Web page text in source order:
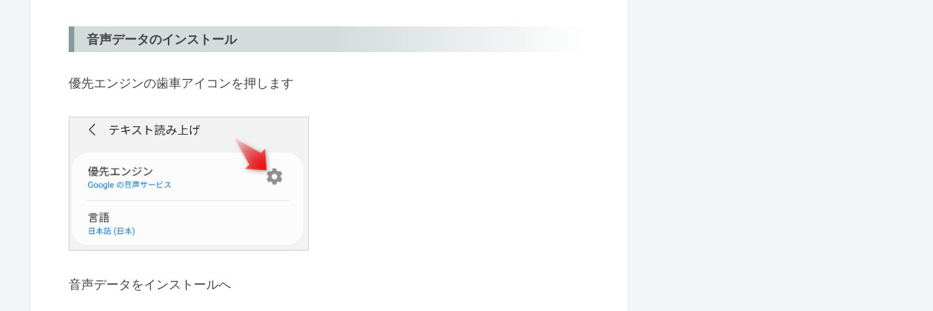
音声データのインストール
優先エンジンの歯車アイコンを押します
音声データをインストールへ